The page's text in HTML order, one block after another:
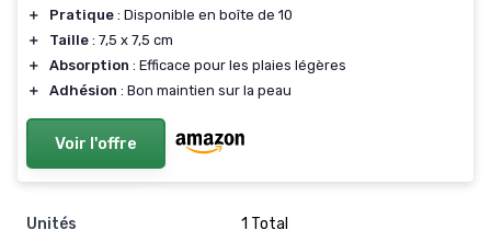
＋ Pratique : Disponible en boîte de 10
＋
Taille : 7,5 x 7,5 cm
＋
Absorption : Efficace pour les plaies légères
＋
Adhésion : Bon maintien sur la peau
Voir l'offre
Unités
‎1 Total